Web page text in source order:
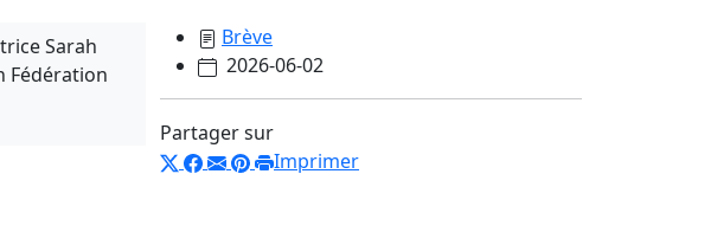
Sarah
Fédération
Brève
2026-06-02
Partager sur
Imprimer